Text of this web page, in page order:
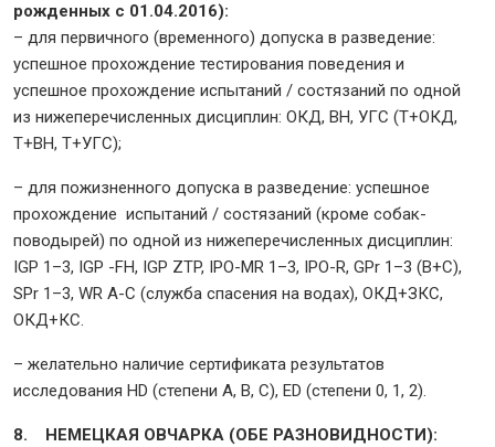
рожденных с 01.04.2016):
– для первичного (временного) допуска в разведение:
успешное прохождение тестирования поведения и
успешное прохождение испытаний / состязаний по одной
из нижеперечисленных дисциплин: ОКД, ВН, УГС (Т+ОКД,
Т+BH, Т+УГС);
– для пожизненного допуска в разведение: успешное
прохождение испытаний / состязаний (кроме собак-
поводырей) по одной из нижеперечисленных дисциплин:
IGP 1–3, IGP -FH, IGP ZTP, IPO-MR 1–3, IPO-R, GPr 1–3 (B+C),
SPr 1–3, WR A-C (служба спасения на водах), ОКД+ЗКС,
ОКД+КС.
– желательно наличие сертификата результатов
исследования HD (степени A, B, C), ED (степени 0, 1, 2).
8. НЕМЕЦКАЯ ОВЧАРКА (ОБЕ РАЗНОВИДНОСТИ):